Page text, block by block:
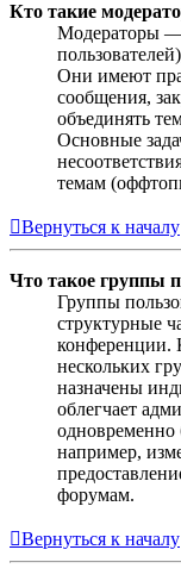
Кто такие
Модераторы —
Они имеют
сообщения,
объединять
Основные
темам
Вернуться к началу
Что такое группы
Группы
структурные
конференции.
нескольких
назначены
облегчает
одновременно
например,
форумам.
Вернуться к началу